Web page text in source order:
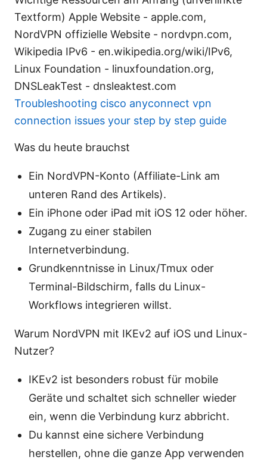
Textform) Apple Website - apple.com,
NordVPN offizielle Website - nordvpn.com,
Wikipedia IPv6 - en.wikipedia.org/wiki/IPv6,
Linux Foundation - linuxfoundation.org,
DNSLeakTest - dnsleaktest.com
Troubleshooting cisco anyconnect vpn
connection issues your step by step guide
Was du heute brauchst
Ein NordVPN-Konto (Affiliate-Link am
unteren Rand des Artikels).
Ein iPhone oder iPad mit iOS 12 oder höher.
Zugang zu einer stabilen
Internetverbindung.
Grundkenntnisse in Linux/Tmux oder
Terminal-Bildschirm, falls du Linux-
Workflows integrieren willst.
Warum NordVPN mit IKEv2 auf iOS und Linux-
Nutzer?
IKEv2 ist besonders robust für mobile
Geräte und schaltet sich schneller wieder
ein, wenn die Verbindung kurz abbricht.
Du kannst eine sichere Verbindung
herstellen, ohne die ganze App verwenden